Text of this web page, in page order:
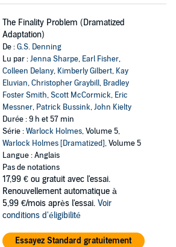
The Finality Problem (Dramatized
Adaptation)
De :G.S. Denning
Lu par :Jenna Sharpe, Earl Fisher,
Colleen Delany, Kimberly Gilbert, Kay
Eluvian,Christopher Graybill, Bradley
Foster Smith,Scott McCormick, Eric
Messner, Patrick Bussink,John Kielty
Durée : 9 h et 57 min
Série :Warlock Holmes, Volume 5,
Warlock Holmes [Dramatized], Volume 5
Langue : Anglais
Pas de notations
17,99 € ou gratuit avec l'essai.
Renouvellement automatique à
5,99 €/mois après l'essai. Voir
conditions d'éligibilité
Essayez Standard gratuitement